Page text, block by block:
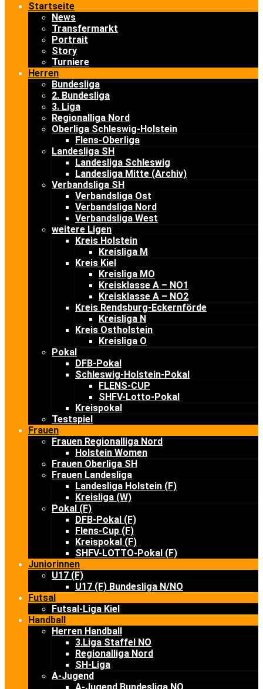
Startseite
News
Transfermarkt
Portrait
Story
Turniere
Herren
Bundesliga
2. Bundesliga
3. Liga
Regionalliga Nord
Oberliga Schleswig-Holstein
Flens-Oberliga
Landesliga SH
Landesliga Schleswig
Landesliga Mitte (Archiv)
Verbandsliga SH
Verbandsliga Ost
Verbandsliga Nord
Verbandsliga West
weitere Ligen
Kreis Holstein
Kreisliga M
Kreis Kiel
Kreisliga MO
Kreisklasse A – NO1
Kreisklasse A – NO2
Kreis Rendsburg-Eckernförde
Kreisliga N
Kreis Ostholstein
Kreisliga O
Pokal
DFB-Pokal
Schleswig-Holstein-Pokal
FLENS-CUP
SHFV-Lotto-Pokal
Kreispokal
Testspiel
Frauen
Frauen Regionalliga Nord
Holstein Women
Frauen Oberliga SH
Frauen Landesliga
Landesliga Holstein (F)
Kreisliga (W)
Pokal (F)
DFB-Pokal (F)
Flens-Cup (F)
Kreispokal (F)
SHFV-LOTTO-Pokal (F)
Juniorinnen
U17 (F)
U17 (F) Bundesliga N/NO
Futsal
Futsal-Liga Kiel
Handball
Herren Handball
3.Liga Staffel NO
Regionalliga Nord
SH-Liga
A-Jugend